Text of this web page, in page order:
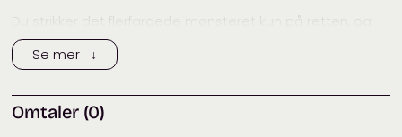
Du strikker det flerfargede mønsteret kun på retten, og
derfor kan denne genser være et godt sted å begynne
hvis du ikke har den store erfaringen med flerfargestrikk.
Hvis du ønsker en lavere vanskelighetsgraden kan du
erstatte italienske opplegg med vanlig opplegg. Vær
Se mer ↓
Omtaler (0)